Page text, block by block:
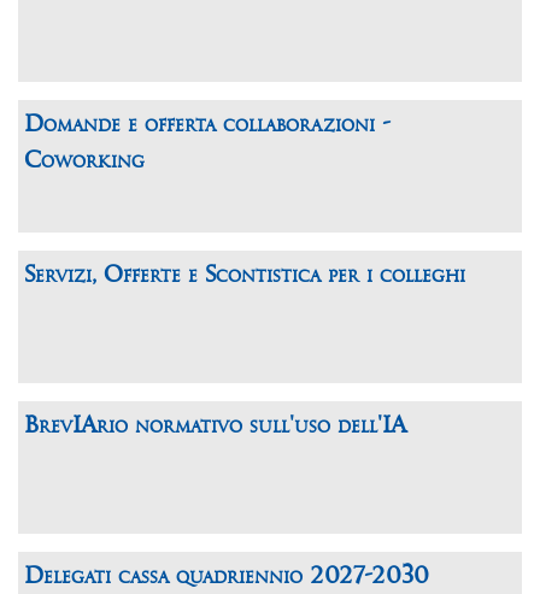
Domande e offerta collaborazioni -
Coworking
Servizi, Offerte e Scontistica per i colleghi
BrevIArio normativo sull'uso dell'IA
Delegati cassa quadriennio 2027-2030